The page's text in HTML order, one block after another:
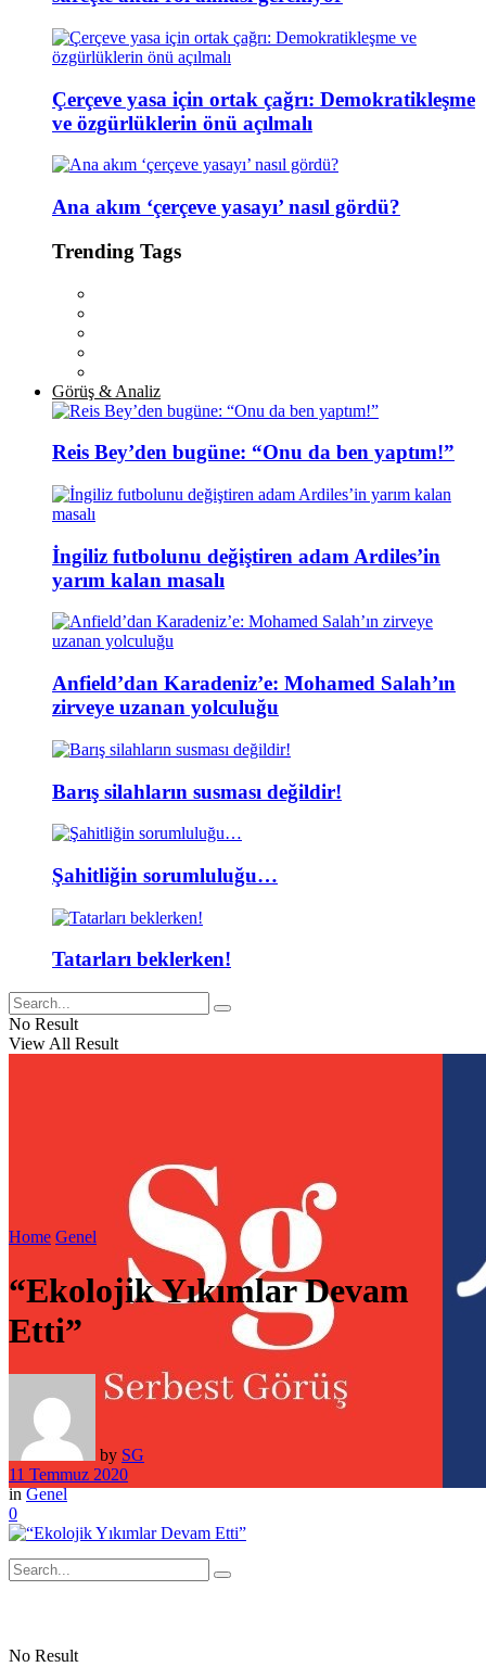
Çerçeve yasa için ortak çağrı: Demokratikleşme
ve özgürlüklerin önü açılmalı
Ana akım ‘çerçeve yasayı’ nasıl gördü?
Trending Tags
Görüş & Analiz
Reis Bey’den bugüne: “Onu da ben yaptım!”
İngiliz futbolunu değiştiren adam Ardiles’in
yarım kalan masalı
Anfield’dan Karadeniz’e: Mohamed Salah’ın
zirveye uzanan yolculuğu
Barış silahların susması değildir!
Şahitliğin sorumluluğu…
Tatarları beklerken!
No Result
View All Result
No Result
Home Genel
“Ekolojik Yıkımlar Devam
Etti”
by SG
11 Temmuz 2020
in Genel
0